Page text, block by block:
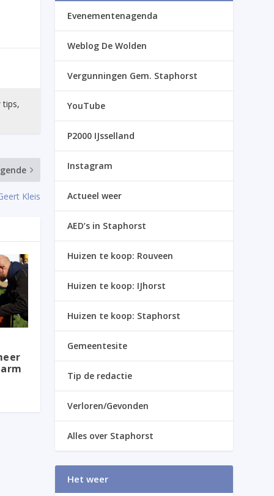
tips,
Kleis
Evenementenagenda
Weblog De Wolden
Vergunningen Gem. Staphorst
YouTube
P2000 IJsselland
Instagram
Actueel weer
AED’s in Staphorst
Huizen te koop: Rouveen
Huizen te koop: IJhorst
Huizen te koop: Staphorst
Gemeentesite
Tip de redactie
Verloren/Gevonden
Alles over Staphorst
Het weer